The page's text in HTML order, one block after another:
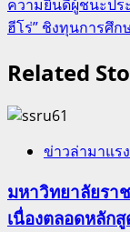
ความยินดีผู้ชนะป
ฮีโร่” ชิงทุนการศึก
Related
ข่าวล่ามาแรง
มหาวิทยาลัยร
เนื่องตลอดหลัก